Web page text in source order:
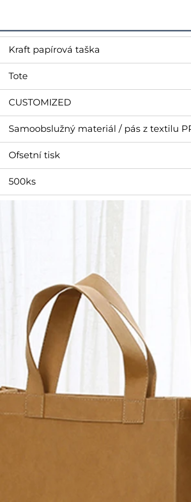
Kraft papírová taška
Tote
CUSTOMIZED
Samoobslužný materiál / pás z textilu
Ofsetní tisk
500ks